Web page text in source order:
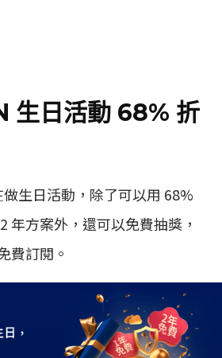
生日活動 68% 折
生日活動，除了可以用 68%
年方案外，還可以免費抽獎，
費訂閱。